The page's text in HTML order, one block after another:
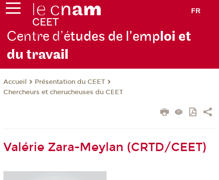
FR
Centre d’études de l’emploi et
du travail
Accueil
Présentation du CEET
Chercheurs et cherucheuses du CEET
Valérie Zara-Meylan (CRTD/CEET)